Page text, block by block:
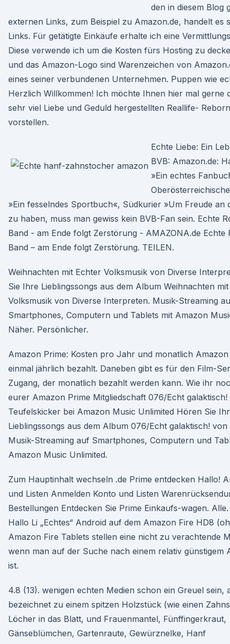
den in diesem Blog
externen Links, zum Beispiel zu Amazon.de, handelt es
Links. Für getätigte Einkäufe erhalte ich eine
Diese verwende ich um die Kosten fürs Hosting zu
und das Amazon-Logo sind Warenzeichen von
eines seiner verbundenen Unternehmen. Puppen wie
Herzlich Willkommen! Ich möchte Ihnen hier mal gerne
sehr viel Liebe und Geduld hergestellten Reallife-
vorstellen.
Echte Liebe: Ein
BVB: Amazon.de:
»Ein echtes
»Ein fesselndes Sportbuch«, Südkurier »Um Freude an
zu haben, muss man gewiss kein BVB-Fan sein. Echte
Band - am Ende folgt Zerstörung - AMAZONA.de Echte
Band – am Ende folgt Zerstörung. TEILEN.
Weihnachten mit Echter Volksmusik von Diverse
Sie Ihre Lieblingssongs aus dem Album Weihnachten
Volksmusik von Diverse Interpreten. Musik-Streaming
Smartphones, Computern und Tablets mit Amazon
Näher. Persönlicher.
Amazon Prime: Kosten pro Jahr und monatlich
einmal jährlich bezahlt. Daneben gibt es für den Film-
Zugang, der monatlich bezahlt werden kann. Wie ihr
eurer Amazon Prime Mitgliedschaft 076/Echt
Teufelskicker bei Amazon Music Unlimited Hören Sie
Lieblingssongs aus dem Album 076/Echt galaktisch!
Musik-Streaming auf Smartphones, Computern und
Amazon Music Unlimited.
Zum Hauptinhalt wechseln .de Prime entdecken Hallo!
und Listen Anmelden Konto und Listen
Bestellungen Entdecken Sie Prime Einkaufs-wagen.
Hallo Li „Echtes“ Android auf dem Amazon Fire HD8
Amazon Fire Tablets stellen eine nicht zu verachtende
wenn man auf der Suche nach einem relativ günstigem
ist.
4.8 (13). wenigen echten Medien schon ein Greuel sein,
bezeichnet zu einem spitzen Holzstück (wie einen
Löcher in das Blatt, und Frauenmantel, Fünffingerkraut,
Gänseblümchen, Gartenraute, Gewürznelke, Hanf